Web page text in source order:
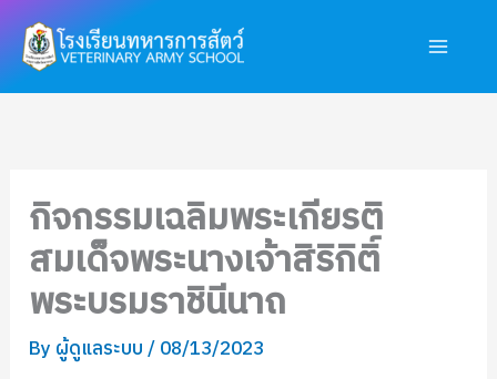
Skip
to
content
กิจกรรมเฉลิมพระเกียรติ
สมเด็จพระนางเจ้าสิริกิติ์
พระบรมราชินีนาถ
By ผู้ดูแลระบบ/08/13/2023